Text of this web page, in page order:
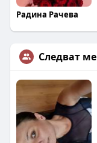
Радина Рачева
Следват ме